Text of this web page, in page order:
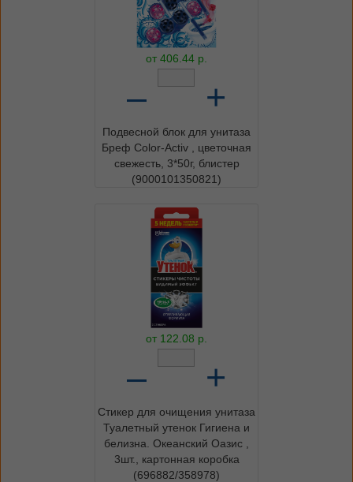
от 406.44 р.
– +
Подвесной блок для унитаза
Бреф Color-Activ , цветочная
свежесть, 3*50г, блистер
(9000101350821)
от 122.08 р.
– +
Стикер для очищения унитаза
Туалетный утенок Гигиена и
белизна. Океанский Оазис ,
3шт., картонная коробка
(696882/358978)